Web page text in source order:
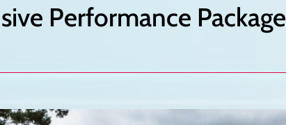
Performance Package